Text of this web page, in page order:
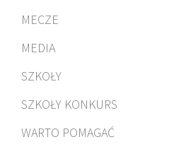
MECZE
MEDIA
SZKOŁY
SZKOŁY KONKURS
WARTO POMAGAĆ